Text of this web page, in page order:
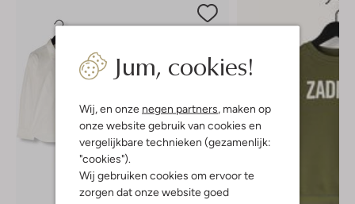
Jum, cookies!
Wij, en onze negen partners, maken op
onze website gebruik van cookies en
vergelijkbare technieken (gezamenlijk:
"cookies").
Wij gebruiken cookies om ervoor te
zorgen dat onze website goed